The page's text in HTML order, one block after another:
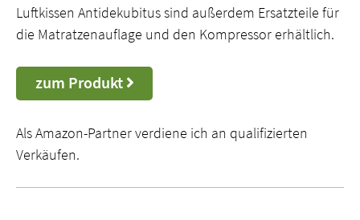
Luftkissen Antidekubitus sind außerdem Ersatzteile für
die Matratzenauflage und den Kompressor erhältlich.
zum Produkt
Als Amazon-Partner verdiene ich an qualifizierten
Verkäufen.